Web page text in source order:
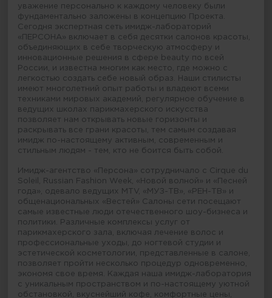
уважение персонально к каждому человеку были
фундаментально заложены в концепцию Проекта.
Сегодня экспертная сеть имидж-лабораторий
«ПЕРСОНА» включает в себя десятки салонов красоты,
объединяющих в себе творческую атмосферу и
инновационные решения в сфере beauty по всей
России, и известна многим как место, где можно с
легкостью создать себе новый образ. Наши стилисты
имеют многолетний опыт работы и владеют всеми
техниками мировых академий, регулярное обучение в
ведущих школах парикмахерского искусства
позволяет нам открывать новые горизонты и
раскрывать все грани красоты, тем самым создавая
имидж по-настоящему активным, современным и
стильным людям - тем, кто не боится быть собой.
Имидж-агентство «Персона» сотрудничало с Cirque du
Soleil, Russian Fashion Week, «Новой волной» и «Песней
года», одевало ведущих MTV, «МУЗ-ТВ», «РЕН-ТВ» и
общенациональных «Вестей» Салоны сети посещают
самые известные люди отечественного шоу-бизнеса и
политики. Различные комплексы услуг от
парикмахерского зала, включая лечение волос и
профессиональные уходы, до ногтевой студии и
эстетической косметологии, представленные в салоне,
позволяет пройти несколько процедур одновременно,
экономя свое время. Каждая наша имидж-лаборатория
с уникальным пространством и по-настоящему уютной
обстановкой, вкуснейший кофе, комфортные цены,